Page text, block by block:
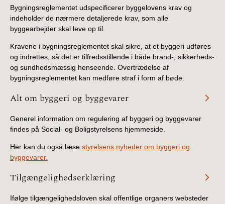
Bygningsreglementet udspecificerer byggelovens krav og
indeholder de nærmere detaljerede krav, som alle
byggearbejder skal leve op til.
Kravene i bygningsreglementet skal sikre, at et byggeri udføres
og indrettes, så det er tilfredsstillende i både brand-, sikkerheds-
og sundhedsmæssig henseende. Overtrædelse af
bygningsreglementet kan medføre straf i form af bøde.
Alt om byggeri og byggevarer
Generel information om regulering af byggeri og byggevarer
findes på Social- og Boligstyrelsens hjemmeside.
Her kan du også læse styrelsens nyheder om byggeri og
byggevarer.
Tilgængelighedserklæring
Ifølge tilgængelighedsloven skal offentlige organers websteder